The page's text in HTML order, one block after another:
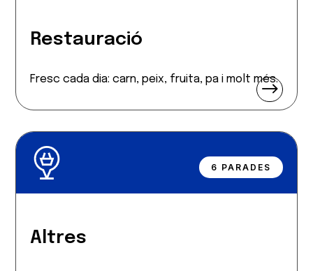
Restauració
Fresc cada dia: carn, peix, fruita, pa i molt més.
$
6 PARADES
Altres